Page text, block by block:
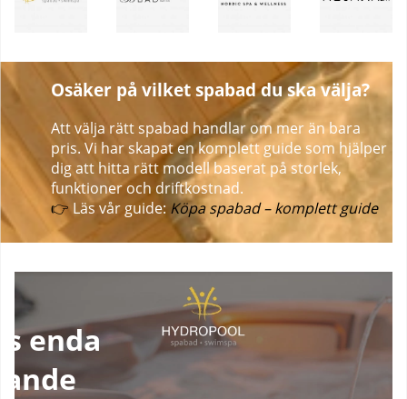
Osäker på vilket spabad du ska välja?
Att välja rätt spabad handlar om mer än bara
pris. Vi har skapat en komplett guide som hjälper
dig att hitta rätt modell baserat på storlek,
funktioner och driftkostnad.
👉 Läs vår guide: Köpa spabad – komplett guide
enda